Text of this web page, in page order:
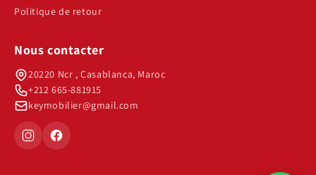
Politique de retour
Nous contacter
20220 Ncr , Casablanca, Maroc
+212 665-881915
keymobilier@gmail.com